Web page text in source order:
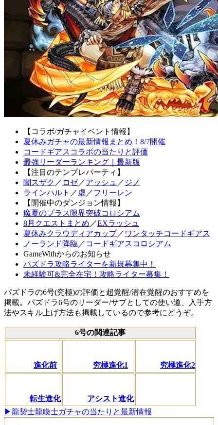
【コラボ/ガチャイベント情報】
夏休みガチャの最新情報まとめ！8/7開催
コードギアスコラボの当たりと評価
最強リーダーランキング｜最新版
【注目のテンプレパーティ】
闇スザク ／ ロゼ／アッシュ ／ ジノ
ラインハルト ／ 虚 ／フリーレン
【開催中のダンジョン情報】
魔夏のプラス限界突破コロシアム
8月クエストまとめ ／EXラッシュ
夏休みクラウディアカップ／ ワンタッチコードギアス
ノーランド降臨／ コードギアスコロシアム
GameWithからのお知らせ
パズドラ攻略ライターを新規募集中！
未経験可&完全在宅！攻略ライター募集！
パズドラの6号(究極)の評価と超覚醒/潜在覚醒のおすすめを
掲載。パズドラ6号のリーダー/サブとしての使い道、入手方
法やスキル上げ方法も掲載しているので参考にどうぞ。
6号の関連記事
進化前 究極進化1 究極進化2
転生進化
アシスト進化
▶龍契士龍喚士ガチャの当たりと最新情報